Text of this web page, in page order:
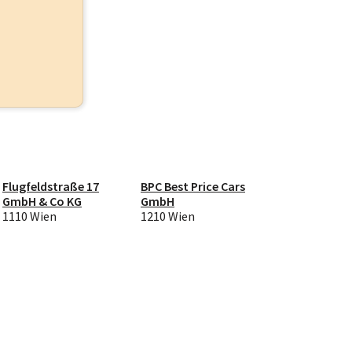
Flugfeldstraße 17
GmbH & Co KG
1110 Wien
BPC Best Price Cars
GmbH
1210 Wien